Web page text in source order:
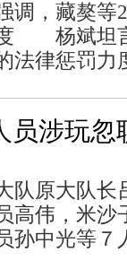
调，藏獒等
度 杨斌坦
法律惩罚力
员涉玩忽
队原大队长
高伟，米沙
孙中光等７